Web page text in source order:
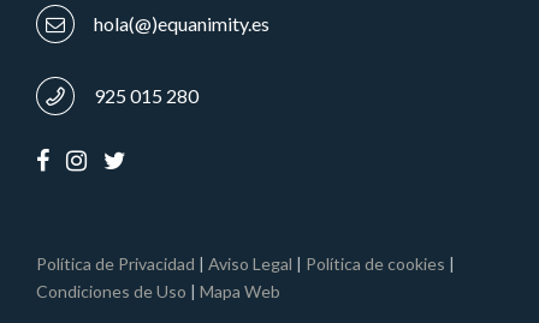
hola(@)equanimity.es
925 015 280
Política de Privacidad | Aviso Legal | Política de cookies |
Condiciones de Uso | Mapa Web